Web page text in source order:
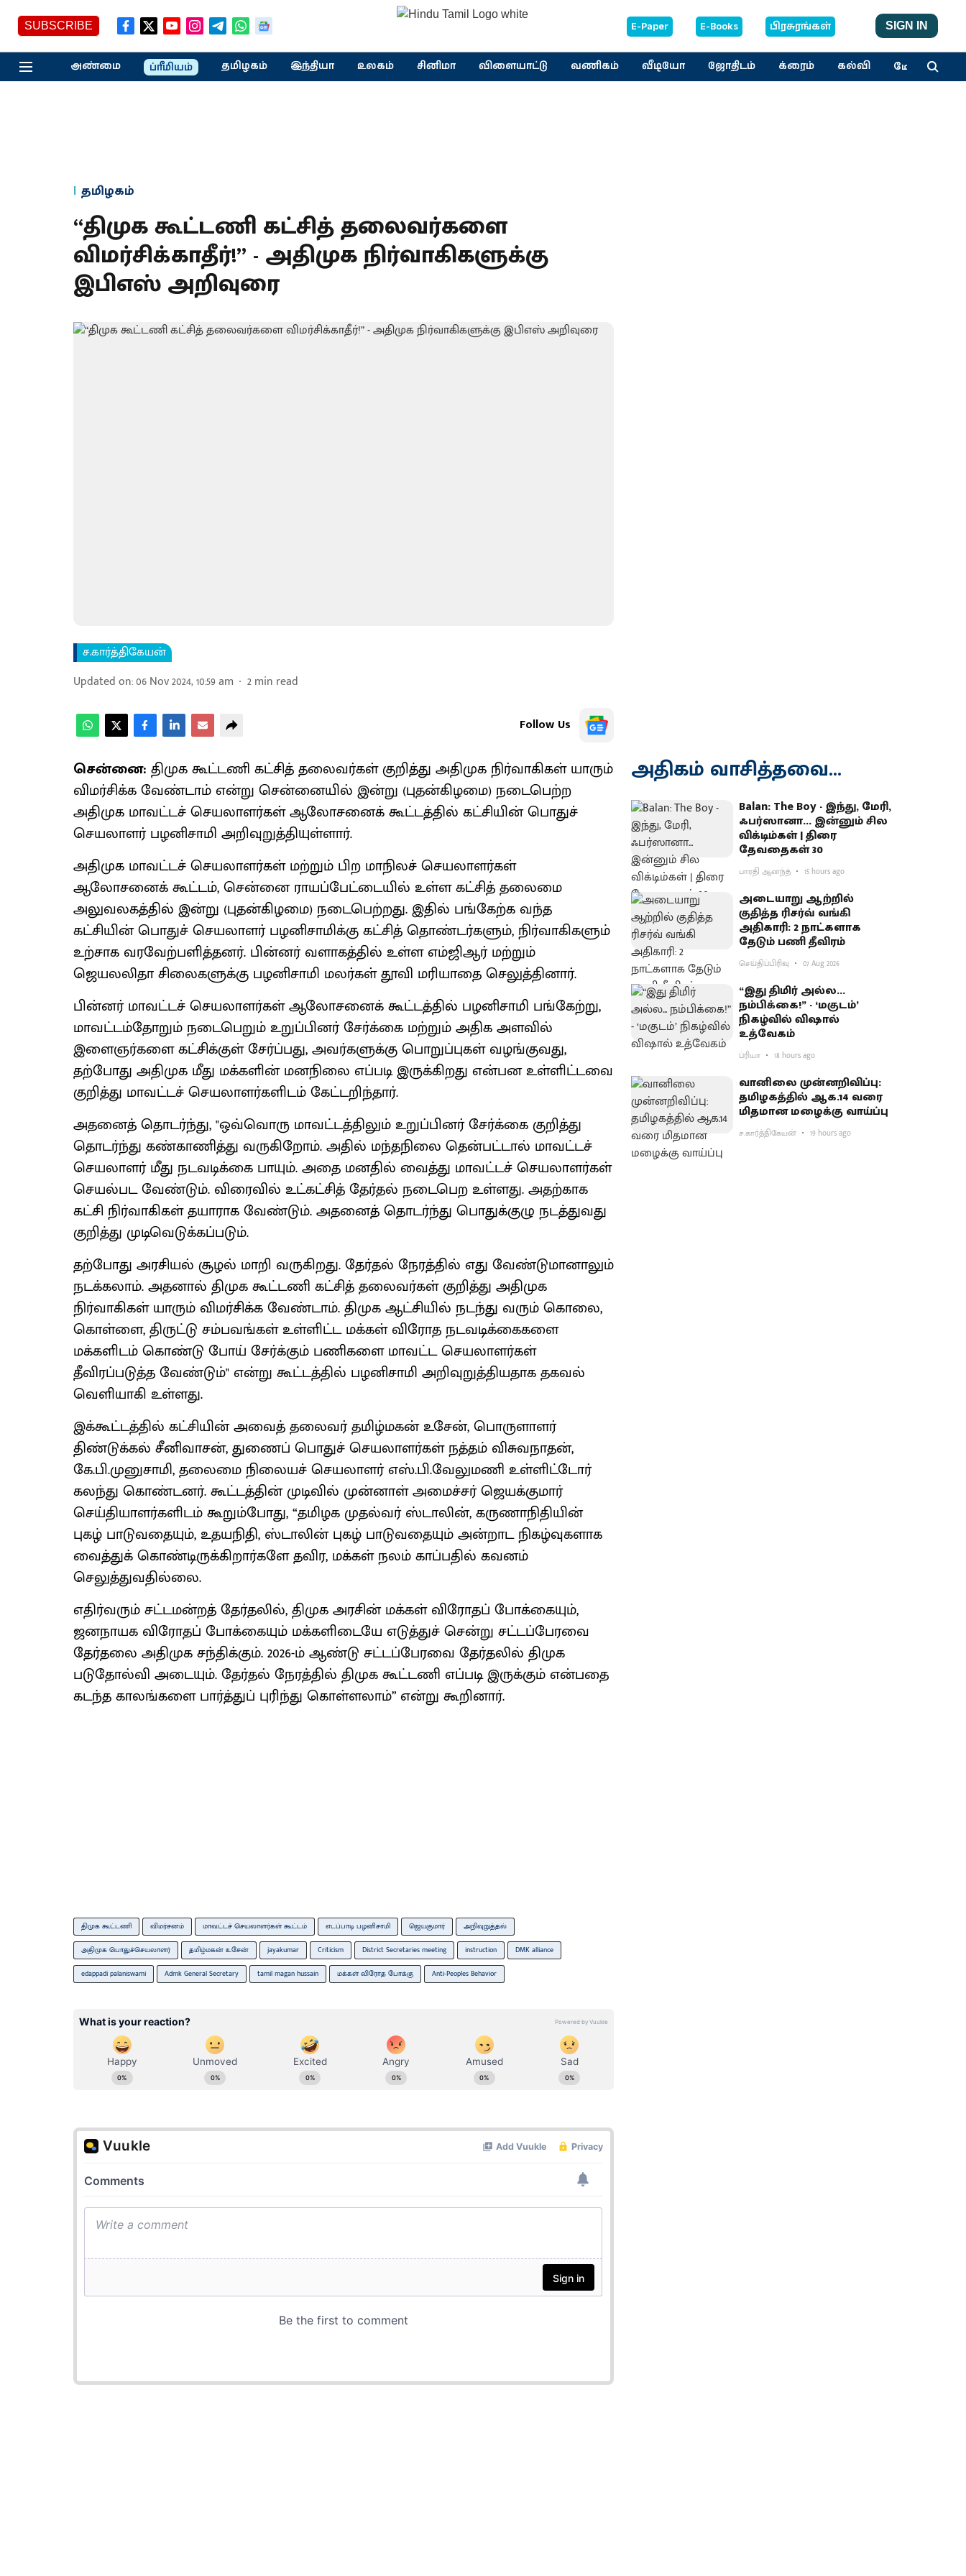
SUBSCRIBE E-Paper E-Books பிரசுரங்கள் SIGN IN
அண்மை ப்ரீமியம் தமிழகம் இந்தியா உலகம் சினிமா விளையாட்டு வணிகம் வீடியோ ஜோதிடம் க்ரைம் கல்வி மேலும்
தமிழகம்
“திமுக கூட்டணி கட்சித் தலைவர்களை
விமர்சிக்காதீர்!” - அதிமுக நிர்வாகிகளுக்கு
இபிஎஸ் அறிவுரை
ச.கார்த்திகேயன்
Updated on:06 Nov 2024, 10:59 am 2min read
Follow Us
சென்னை: திமுக கூட்டணி கட்சித் தலைவர்கள் குறித்து அதிமுக நிர்வாகிகள் யாரும்
விமர்சிக்க வேண்டாம் என்று சென்னையில் இன்று (புதன்கிழமை) நடைபெற்ற
அதிமுக மாவட்டச் செயலாளர்கள் ஆலோசனைக் கூட்டத்தில் கட்சியின் பொதுச்
செயலாளர் பழனிசாமி அறிவுறுத்தியுள்ளார்.
அதிமுக மாவட்டச் செயலாளர்கள் மற்றும் பிற மாநிலச் செயலாளர்கள்
ஆலோசனைக் கூட்டம், சென்னை ராயப்பேட்டையில் உள்ள கட்சித் தலைமை
அலுவலகத்தில் இன்று (புதன்கிழமை) நடைபெற்றது. இதில் பங்கேற்க வந்த
கட்சியின் பொதுச் செயலாளர் பழனிசாமிக்கு கட்சித் தொண்டர்களும், நிர்வாகிகளும்
உற்சாக வரவேற்பளித்தனர். பின்னர் வளாகத்தில் உள்ள எம்ஜிஆர் மற்றும்
ஜெயலலிதா சிலைகளுக்கு பழனிசாமி மலர்கள் தூவி மரியாதை செலுத்தினார்.
பின்னர் மாவட்டச் செயலாளர்கள் ஆலோசனைக் கூட்டத்தில் பழனிசாமி பங்கேற்று,
மாவட்டம்தோறும் நடைபெறும் உறுப்பினர் சேர்க்கை மற்றும் அதிக அளவில்
இளைஞர்களை கட்சிக்குள் சேர்ப்பது, அவர்களுக்கு பொறுப்புகள் வழங்குவது,
தற்போது அதிமுக மீது மக்களின் மனநிலை எப்படி இருக்கிறது என்பன உள்ளிட்டவை
குறித்து மாவட்டச் செயலாளர்களிடம் கேட்டறிந்தார்.
அதனைத் தொடர்ந்து, "ஒவ்வொரு மாவட்டத்திலும் உறுப்பினர் சேர்க்கை குறித்து
தொடர்ந்து கண்காணித்து வருகிறோம். அதில் மந்தநிலை தென்பட்டால் மாவட்டச்
செயலாளர் மீது நடவடிக்கை பாயும். அதை மனதில் வைத்து மாவட்டச் செயலாளர்கள்
செயல்பட வேண்டும். விரைவில் உட்கட்சித் தேர்தல் நடைபெற உள்ளது. அதற்காக
கட்சி நிர்வாகிகள் தயாராக வேண்டும். அதனைத் தொடர்ந்து பொதுக்குழு நடத்துவது
குறித்து முடிவெடுக்கப்படும்.
தற்போது அரசியல் சூழல் மாறி வருகிறது. தேர்தல் நேரத்தில் எது வேண்டுமானாலும்
நடக்கலாம். அதனால் திமுக கூட்டணி கட்சித் தலைவர்கள் குறித்து அதிமுக
நிர்வாகிகள் யாரும் விமர்சிக்க வேண்டாம். திமுக ஆட்சியில் நடந்து வரும் கொலை,
கொள்ளை, திருட்டு சம்பவங்கள் உள்ளிட்ட மக்கள் விரோத நடவடிக்கைகளை
மக்களிடம் கொண்டு போய் சேர்க்கும் பணிகளை மாவட்ட செயலாளர்கள்
தீவிரப்படுத்த வேண்டும்" என்று கூட்டத்தில் பழனிசாமி அறிவுறுத்தியதாக தகவல்
வெளியாகி உள்ளது.
இக்கூட்டத்தில் கட்சியின் அவைத் தலைவர் தமிழ்மகன் உசேன், பொருளாளர்
திண்டுக்கல் சீனிவாசன், துணைப் பொதுச் செயலாளர்கள் நத்தம் விசுவநாதன்,
கே.பி.முனுசாமி, தலைமை நிலையச் செயலாளர் எஸ்.பி.வேலுமணி உள்ளிட்டோர்
கலந்து கொண்டனர். கூட்டத்தின் முடிவில் முன்னாள் அமைச்சர் ஜெயக்குமார்
செய்தியாளர்களிடம் கூறும்போது, “தமிழக முதல்வர் ஸ்டாலின், கருணாநிதியின்
புகழ் பாடுவதையும், உதயநிதி, ஸ்டாலின் புகழ் பாடுவதையும் அன்றாட நிகழ்வுகளாக
வைத்துக் கொண்டிருக்கிறார்களே தவிர, மக்கள் நலம் காப்பதில் கவனம்
செலுத்துவதில்லை.
எதிர்வரும் சட்டமன்றத் தேர்தலில், திமுக அரசின் மக்கள் விரோதப் போக்கையும்,
ஜனநாயக விரோதப் போக்கையும் மக்களிடையே எடுத்துச் சென்று சட்டப்பேரவை
தேர்தலை அதிமுக சந்திக்கும். 2026-ம் ஆண்டு சட்டப்பேரவை தேர்தலில் திமுக
படுதோல்வி அடையும். தேர்தல் நேரத்தில் திமுக கூட்டணி எப்படி இருக்கும் என்பதை
கடந்த காலங்களை பார்த்துப் புரிந்து கொள்ளலாம்” என்று கூறினார்.
திமுக கூட்டணி விமர்சனம் மாவட்டச் செயலாளர்கள் கூட்டம் எடப்பாடி பழனிசாமி ஜெயகுமார் அறிவுறுத்தல்
அதிமுக பொதுச்செயலாளர் தமிழ்மகன் உசேன் jayakumar Criticism District Secretaries meeting instruction DMK alliance
edappadi palaniswami Admk General Secretary tamil magan hussain மக்கள் விரோத போக்கு Anti-Peoples Behavior
அதிகம் வாசித்தவை...
Balan: The Boy - இந்து, மேரி,
ஃபர்ஸானா... இன்னும் சில
விக்டிம்கள் | திரை
தேவதைகள் 30
பாரதி ஆனந்த் 15 hours ago
அடையாறு ஆற்றில்
குதித்த ரிசர்வ் வங்கி
அதிகாரி: 2 நாட்களாக
தேடும் பணி தீவிரம்
செய்திப்பிரிவு 07 Aug 2026
“இது திமிர் அல்ல...
நம்பிக்கை!” - ‘மகுடம்’
நிகழ்வில் விஷால்
உத்வேகம்
ப்ரியா 18 hours ago
வானிலை முன்னறிவிப்பு:
தமிழகத்தில் ஆக.14 வரை
மிதமான மழைக்கு வாய்ப்பு
ச.கார்த்திகேயன் 19 hours ago